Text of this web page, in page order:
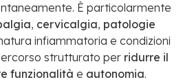
È particolarmente
, cervicalgia, patologie
infiammatoria e condizioni
strutturato per ridurre il
funzionalità e autonomia.